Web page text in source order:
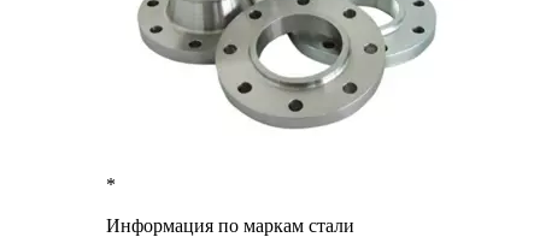
*
Информация по маркам стали